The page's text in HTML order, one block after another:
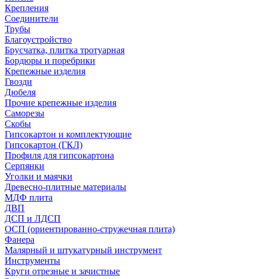
Крепления
Соединители
Трубы
Благоустройство
Брусчатка, плитка тротуарная
Бордюры и поребрики
Крепежные изделия
Гвозди
Дюбеля
Прочие крепежные изделия
Саморезы
Скобы
Гипсокартон и комплектующие
Гипсокартон (ГКЛ)
Профиля для гипсокартона
Серпянки
Уголки и маячки
Древесно-плитные материалы
МДФ плита
ДВП
ДСП и ЛДСП
ОСП (ориентированно-стружечная плита)
Фанера
Малярный и штукатурный инструмент
Инструменты
Круги отрезные и зачистные